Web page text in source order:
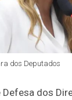
dos Deputados
dos